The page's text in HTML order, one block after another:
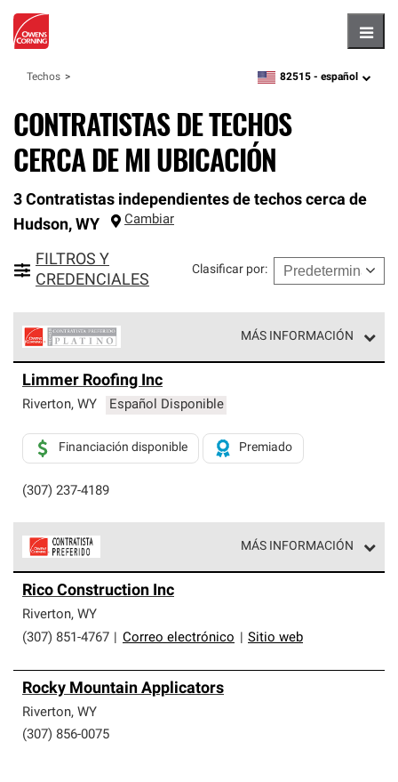
Techos zipcode,language
82515 - español
CONTRATISTAS DE TECHOS
CERCA DE MI UBICACIÓN
3 Contratistas independientes de techos cerca de
Hudson, WY Cambiar
FILTROS Y
CREDENCIALES
Clasificar por:
MÁS INFORMACIÓN
Corning constituyen el nivel superior de nuestra red
exclusiva y cumplen con estándares estrictos de
Solo ellos pueden ofrecer nuestra mejor garantía de
sistemas de techos.
Limmer Roofing Inc
Riverton, WY Español Disponible
(307) 237-4189
Financiación disponible Premiado
MÁS INFORMACIÓN
parte de una red exclusiva de profesionales de techos
que cumplen con altos estándares y requisitos estrictos
de profesionalismo y confiabilidad.
Rico Construction Inc
Riverton, WY
(307) 851-4767
Correo electrónico Sitio web
Rocky Mountain Applicators
Riverton, WY
(307) 856-0075